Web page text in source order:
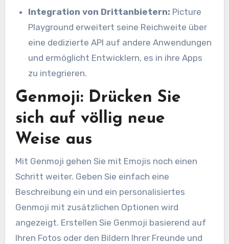
Integration von Drittanbietern: Picture
Playground erweitert seine Reichweite über
eine dedizierte API auf andere Anwendungen
und ermöglicht Entwicklern, es in ihre Apps
zu integrieren.
Genmoji: Drücken Sie
sich auf völlig neue
Weise aus
Mit Genmoji gehen Sie mit Emojis noch einen
Schritt weiter. Geben Sie einfach eine
Beschreibung ein und ein personalisiertes
Genmoji mit zusätzlichen Optionen wird
angezeigt. Erstellen Sie Genmoji basierend auf
Ihren Fotos oder den Bildern Ihrer Freunde und